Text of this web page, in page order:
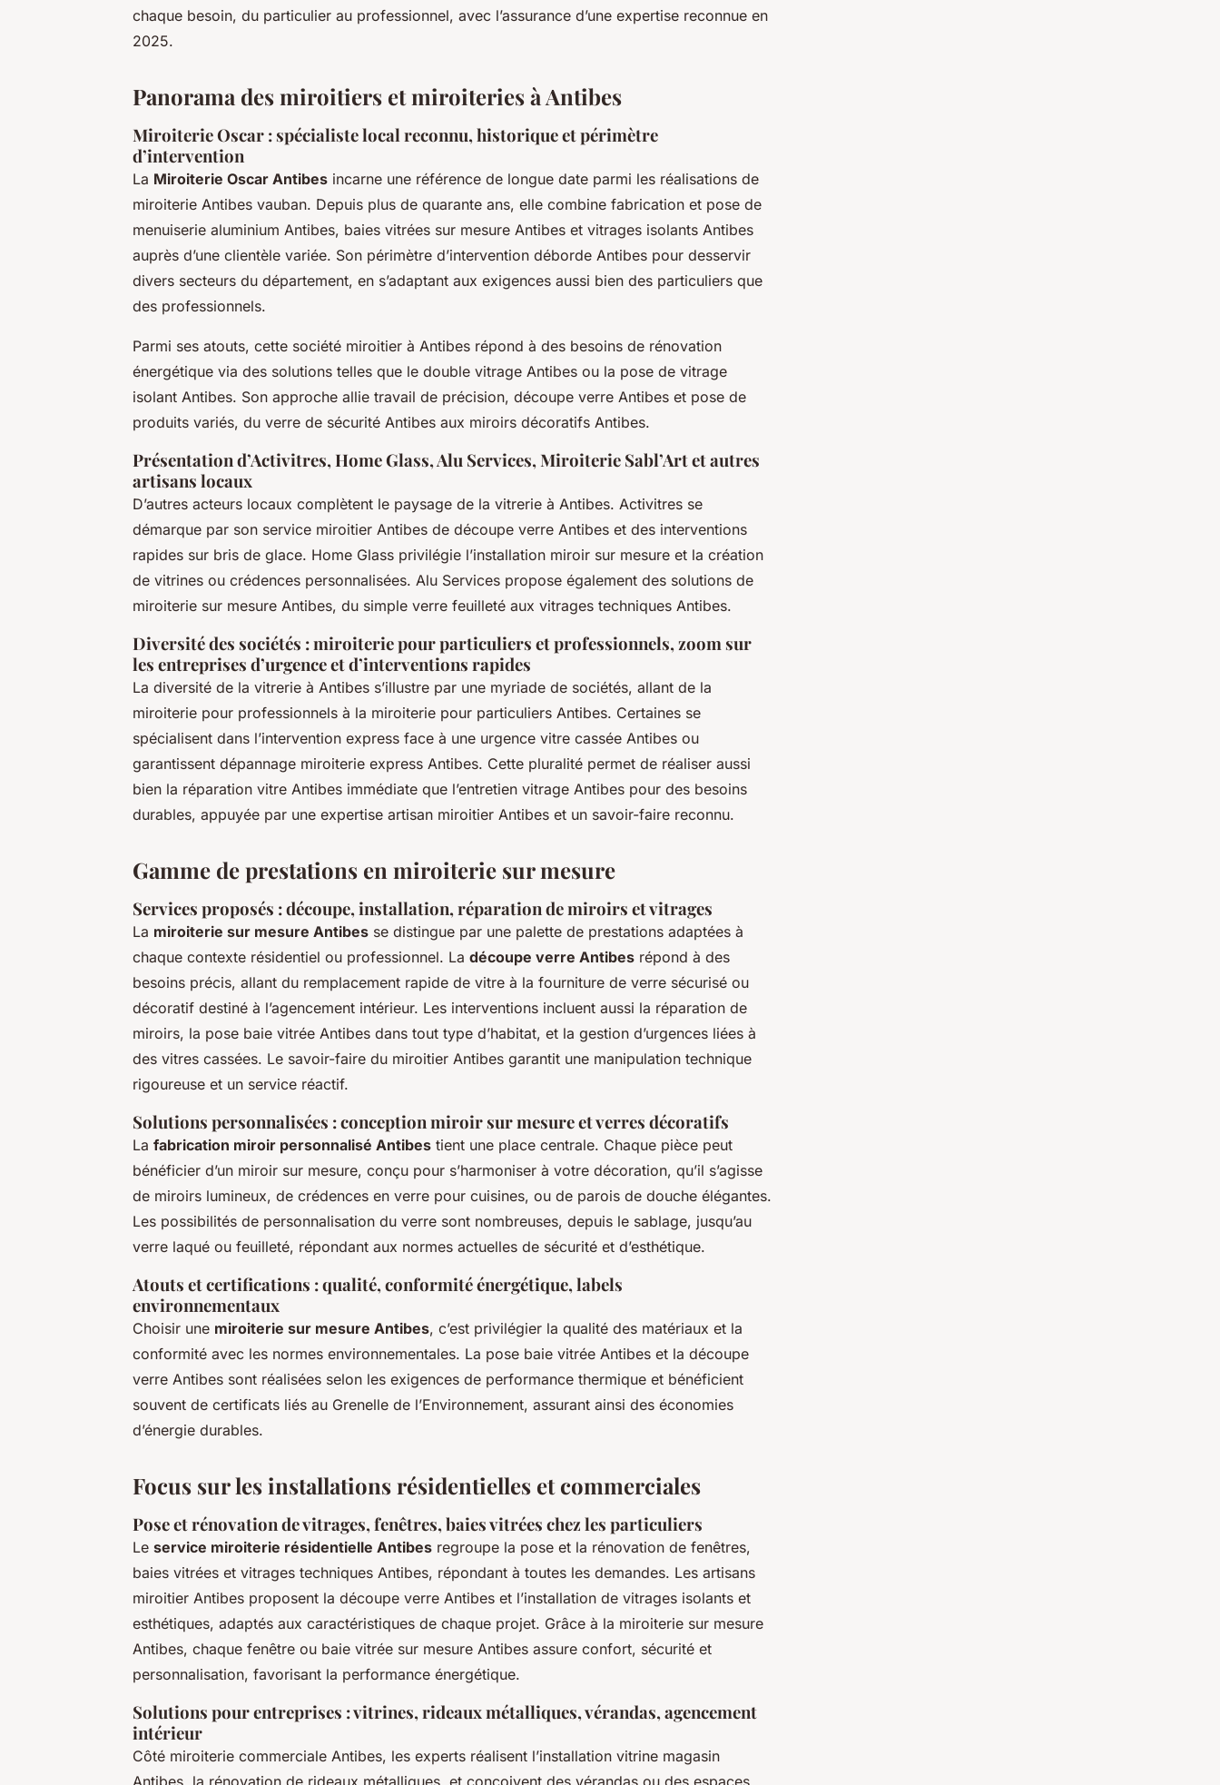
chaque besoin, du particulier au professionnel, avec l’assurance d’une expertise reconnue en
2025.
Panorama des miroitiers et miroiteries à Antibes
Miroiterie Oscar : spécialiste local reconnu, historique et périmètre
d’intervention
La Miroiterie Oscar Antibes incarne une référence de longue date parmi les réalisations de
miroiterie Antibes vauban. Depuis plus de quarante ans, elle combine fabrication et pose de
menuiserie aluminium Antibes, baies vitrées sur mesure Antibes et vitrages isolants Antibes
auprès d’une clientèle variée. Son périmètre d’intervention déborde Antibes pour desservir
divers secteurs du département, en s’adaptant aux exigences aussi bien des particuliers que
des professionnels.
Parmi ses atouts, cette société miroitier à Antibes répond à des besoins de rénovation
énergétique via des solutions telles que le double vitrage Antibes ou la pose de vitrage
isolant Antibes. Son approche allie travail de précision, découpe verre Antibes et pose de
produits variés, du verre de sécurité Antibes aux miroirs décoratifs Antibes.
Présentation d’Activitres, Home Glass, Alu Services, Miroiterie Sabl’Art et autres
artisans locaux
D’autres acteurs locaux complètent le paysage de la vitrerie à Antibes. Activitres se
démarque par son service miroitier Antibes de découpe verre Antibes et des interventions
rapides sur bris de glace. Home Glass privilégie l’installation miroir sur mesure et la création
de vitrines ou crédences personnalisées. Alu Services propose également des solutions de
miroiterie sur mesure Antibes, du simple verre feuilleté aux vitrages techniques Antibes.
Diversité des sociétés : miroiterie pour particuliers et professionnels, zoom sur
les entreprises d’urgence et d’interventions rapides
La diversité de la vitrerie à Antibes s’illustre par une myriade de sociétés, allant de la
miroiterie pour professionnels à la miroiterie pour particuliers Antibes. Certaines se
spécialisent dans l’intervention express face à une urgence vitre cassée Antibes ou
garantissent dépannage miroiterie express Antibes. Cette pluralité permet de réaliser aussi
bien la réparation vitre Antibes immédiate que l’entretien vitrage Antibes pour des besoins
durables, appuyée par une expertise artisan miroitier Antibes et un savoir-faire reconnu.
Gamme de prestations en miroiterie sur mesure
Services proposés : découpe, installation, réparation de miroirs et vitrages
La miroiterie sur mesure Antibes se distingue par une palette de prestations adaptées à
chaque contexte résidentiel ou professionnel. La découpe verre Antibes répond à des
besoins précis, allant du remplacement rapide de vitre à la fourniture de verre sécurisé ou
décoratif destiné à l’agencement intérieur. Les interventions incluent aussi la réparation de
miroirs, la pose baie vitrée Antibes dans tout type d’habitat, et la gestion d’urgences liées à
des vitres cassées. Le savoir-faire du miroitier Antibes garantit une manipulation technique
rigoureuse et un service réactif.
Solutions personnalisées : conception miroir sur mesure et verres décoratifs
La fabrication miroir personnalisé Antibes tient une place centrale. Chaque pièce peut
bénéficier d’un miroir sur mesure, conçu pour s’harmoniser à votre décoration, qu’il s’agisse
de miroirs lumineux, de crédences en verre pour cuisines, ou de parois de douche élégantes.
Les possibilités de personnalisation du verre sont nombreuses, depuis le sablage, jusqu’au
verre laqué ou feuilleté, répondant aux normes actuelles de sécurité et d’esthétique.
Atouts et certifications : qualité, conformité énergétique, labels
environnementaux
Choisir une miroiterie sur mesure Antibes, c’est privilégier la qualité des matériaux et la
conformité avec les normes environnementales. La pose baie vitrée Antibes et la découpe
verre Antibes sont réalisées selon les exigences de performance thermique et bénéficient
souvent de certificats liés au Grenelle de l’Environnement, assurant ainsi des économies
d’énergie durables.
Focus sur les installations résidentielles et commerciales
Pose et rénovation de vitrages, fenêtres, baies vitrées chez les particuliers
Le service miroiterie résidentielle Antibes regroupe la pose et la rénovation de fenêtres,
baies vitrées et vitrages techniques Antibes, répondant à toutes les demandes. Les artisans
miroitier Antibes proposent la découpe verre Antibes et l’installation de vitrages isolants et
esthétiques, adaptés aux caractéristiques de chaque projet. Grâce à la miroiterie sur mesure
Antibes, chaque fenêtre ou baie vitrée sur mesure Antibes assure confort, sécurité et
personnalisation, favorisant la performance énergétique.
Solutions pour entreprises : vitrines, rideaux métalliques, vérandas, agencement
intérieur
Côté miroiterie commerciale Antibes, les experts réalisent l’installation vitrine magasin
Antibes, la rénovation de rideaux métalliques, et conçoivent des vérandas ou des espaces